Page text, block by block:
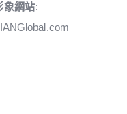
象網站: